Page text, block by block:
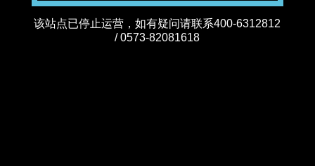
该站点已停止运营，如有疑问请联系400-6312812
/ 0573-82081618